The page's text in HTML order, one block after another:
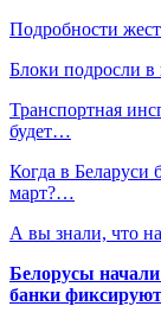
Подробности
Блоки подросли в
Транспортная
будет…
Когда в
март?…
А вы знали, что
Белорусы
банки